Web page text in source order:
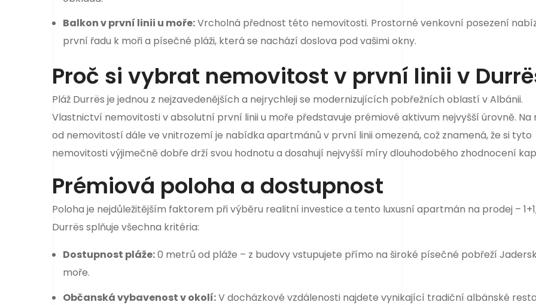
Balkon v první linii u moře:Vrcholná přednost této nemovitosti. Prostorné venkovní posezení
první řadu k moři a písečné pláži, která se nachází doslova pod vašimi okny.
Proč si vybrat nemovitost v první linii v
Pláž Durrës je jednou z nejzavedenějších a nejrychleji se modernizujících pobřežních oblastí v Albánii.
Vlastnictví nemovitosti v absolutní první linii u moře představuje prémiové aktivum nejvyšší úrovně. Na
od nemovitostí dále ve vnitrozemí je nabídka apartmánů v první linii omezená, což znamená, že si tyto
nemovitosti výjimečně dobře drží svou hodnotu a dosahují nejvyšší míry dlouhodobého zhodnocení
Prémiová poloha a dostupnost
Poloha je nejdůležitějším faktorem při výběru realitní investice a tento luxusní apartmán na prodej –
Durrës splňuje všechna kritéria:
Dostupnost pláže:0 metrů od pláže – z budovy vstupujete přímo na široké písečné pobřeží
moře.
Občanská vybavenost v okolí:V docházkové vzdálenosti najdete vynikající tradiční albánské